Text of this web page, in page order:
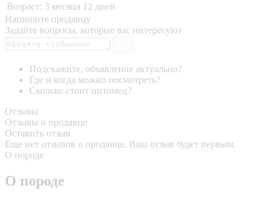
Возраст: 3 месяца 12 дней
Напишите продавцу
Задайте вопросы, которые вас интересуют
Подскажите, объявление актуально?
Где и когда можно посмотреть?
Сколько стоит питомец?
Отзывы
Отзывы о продавце
Оставить отзыв
Еще нет отзывов о продавце. Ваш отзыв будет первым.
О породе
О породе